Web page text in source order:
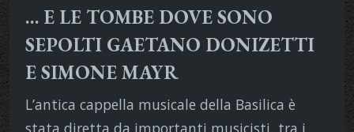
… E LE TOMBE DOVE SONO
SEPOLTI GAETANO DONIZETTI
E SIMONE MAYR
L’antica cappella musicale della Basilica è
stata diretta da importanti musicisti, tra i